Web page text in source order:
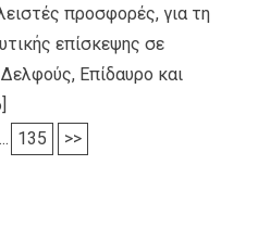
προσφορές, για τη
επίσκεψης σε
Επίδαυρο και
... 135 >>